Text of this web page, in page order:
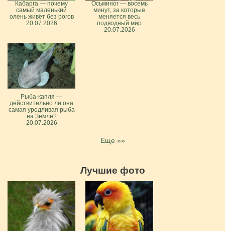
Кабарга — почему
самый маленький
олень живёт без рогов
20.07.2026
Осьминог — восемь
минут, за которые
меняется весь
подводный мир
20.07.2026
Рыба-капля —
действительно ли она
самая уродливая рыба
на Земле?
20.07.2026
Еще »»
Лучшие фото